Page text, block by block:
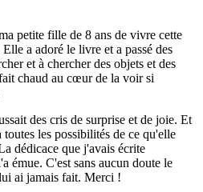
petite fille de 8 ans de vivre cette
a adoré le livre et a passé des
et à chercher des objets et des
chaud au cœur de la voir si
des cris de surprise et de joie. Et
toutes les possibilités de ce qu'elle
dédicace que j'avais écrite
émue. C'est sans aucun doute le
ai jamais fait. Merci !